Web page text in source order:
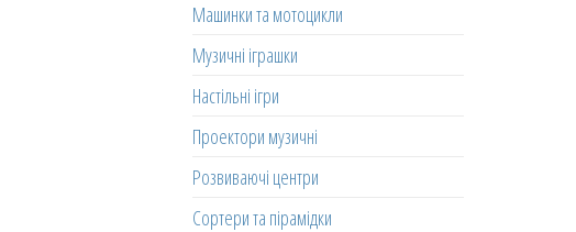
Машинки та мотоцикли
Музичні іграшки
Настільні ігри
Проектори музичні
Розвиваючі центри
Сортери та пірамідки